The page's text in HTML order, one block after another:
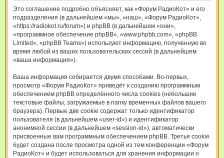
Это соглашение подробно объясняет, как «Форум РадиоКот» и его
подразделения (в дальнейшем «мы», «наш», «Форум РадиоКот»,
«https://radiokot.ru/forum») и phpBB (в дальнейшем «они»,
«программное обеспечение phpBB», «www.phpbb.com», «phpBB
Limited», «phpBB Teams») используют информацию, полученную во
время любой из ваших пользовательских сессий (в дальнейшем
«ваша информация»).
Ваша информация собирается двумя способами. Во-первых,
просмотр «Форум РадиоКот» приведёт к созданию программным
обеспечением phpBB определённого числа cookies (небольшие
текстовые файлы, загружаемые в папку временных файлов вашего
браузера). Первые две cookie содержат только идентификатор
пользователя (в дальнейшем «user-id») и идентификатор
анонимной сессии (в дальнейшем «session-id»), автоматически
присвоенные вам программным обеспечением phpBB. Третья cookie
будет создана после просмотра одной из тем конференции «Форум
РадиоКот» и будет использоваться для хранения информации о